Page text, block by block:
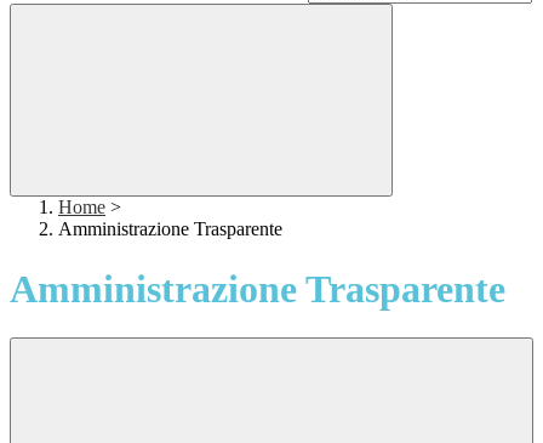
Home >
Amministrazione Trasparente
Amministrazione Trasparente